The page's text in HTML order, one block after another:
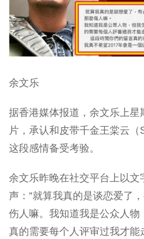
余文乐
据香港媒体报道，余文乐上星
片，承认和皮带千金王棠云
这段感情备受考验。
余文乐昨晚在社交平台上以
声：“就算我真的是谈恋爱了
伤人嘛。我知道我是公众人物
真的需要每个人评审过我才能